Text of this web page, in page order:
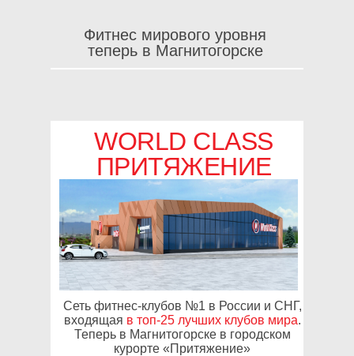
Фитнес мирового уровня
теперь в Магнитогорске
Cеть фитнес-клубов №1 в России и СНГ,
входящая в топ-25 лучших клубов мира.
Теперь в Магнитогорске в городском
курорте «Притяжение»
WORLD CLASS
ПРИТЯЖЕНИЕ